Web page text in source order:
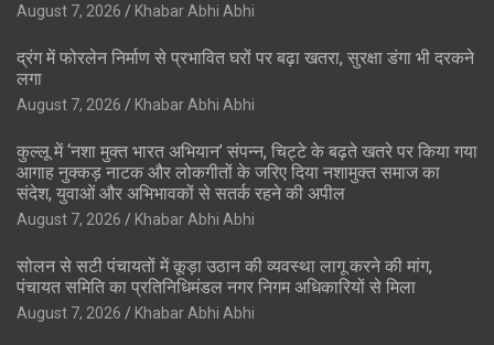
August 7, 2026 Khabar Abhi Abhi
द्रंग में फोरलेन निर्माण से प्रभावित घरों पर बढ़ा खतरा, सुरक्षा डंगा भी दरकने
लगा
August 7, 2026 Khabar Abhi Abhi
कुल्लू में ‘नशा मुक्त भारत अभियान’ संपन्न, चिट्टे के बढ़ते खतरे पर किया गया
आगाह नुक्कड़ नाटक और लोकगीतों के जरिए दिया नशामुक्त समाज का
संदेश, युवाओं और अभिभावकों से सतर्क रहने की अपील
August 7, 2026 Khabar Abhi Abhi
सोलन से सटी पंचायतों में कूड़ा उठान की व्यवस्था लागू करने की मांग,
पंचायत समिति का प्रतिनिधिमंडल नगर निगम अधिकारियों से मिला
August 7, 2026 Khabar Abhi Abhi